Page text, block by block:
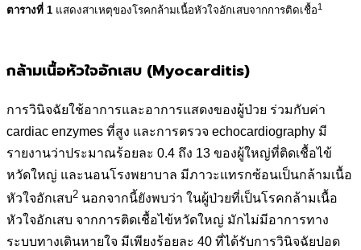
ตารางที่ 1 แสดงสาเหตุของโรคกล้ามเนื้อหัวใจอักเสบจากการติดเชื้อ1
กล้ามเนื้อหัวใจอักเสบ (Myocarditis)
การวินิจฉัยใช้อาการและอาการแสดงของผู้ป่วย ร่วมกับค่า
cardiac enzymes ที่สูง และการตรวจ echocardiography มี
รายงานว่าประมาณร้อยละ 0.4 ถึง 13 ของผู้ใหญ่ที่ติดเชื้อไข้
หวัดใหญ่ และนอนโรงพยาบาล มีภาวะแทรกซ้อนเป็นกล้ามเนื้อ
หัวใจอักเสบ2 นอกจากนี้ยังพบว่า ในผู้ป่วยที่เป็นโรคกล้ามเนื้อ
หัวใจอักเสบ จากการติดเชื้อไข้หวัดใหญ่ มักไม่มีอาการทาง
ระบบทางเดินหายใจ มีเพียงร้อยละ 40 ที่ได้รับการวินิจฉัยปอด